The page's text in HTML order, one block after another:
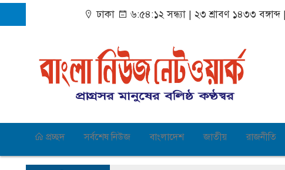
ঢাকা ৬:৫৪:১২ সন্ধ্যা |২৩ শ্রাবণ ১৪৩৩
প্রচ্ছদ সর্বশেষ নিউজ বাংলাদেশ জাতীয় রাজনীতি